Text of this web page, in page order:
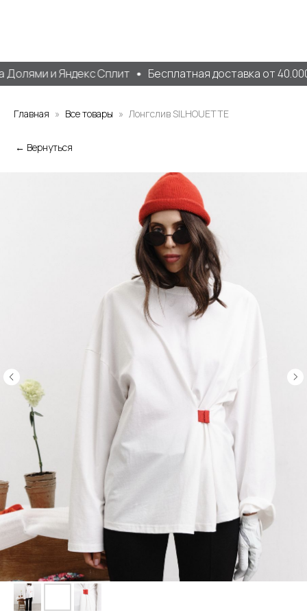
и Яндекс Сплит Бесплатная доставка от 40.000
Главная Все товары Лонгслив SILHOUETTE
← Вернуться